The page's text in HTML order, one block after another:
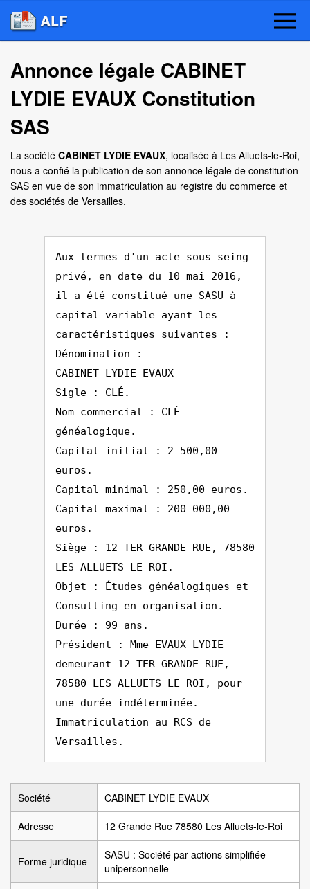
Annonce légale CABINET
LYDIE EVAUX Constitution
SAS
La société CABINET LYDIE EVAUX, localisée à Les Alluets-le-Roi,
nous a confié la publication de son annonce légale de constitution
SAS en vue de son immatriculation au registre du commerce et
des sociétés de Versailles.
Aux termes d'un acte sous seing
privé, en date du 10 mai 2016,
il a été constitué une SASU à
capital variable ayant les
caractéristiques suivantes :
Dénomination :
CABINET LYDIE EVAUX
Sigle : CLÉ.
Nom commercial : CLÉ
généalogique.
Capital initial : 2 500,00
euros.
Capital minimal : 250,00 euros.
Capital maximal : 200 000,00
euros.
Siège : 12 TER GRANDE RUE, 78580
LES ALLUETS LE ROI.
Objet : Études généalogiques et
Consulting en organisation.
Durée : 99 ans.
Président : Mme EVAUX LYDIE
demeurant 12 TER GRANDE RUE,
78580 LES ALLUETS LE ROI, pour
une durée indéterminée.
Immatriculation au RCS de
Versailles.
Société CABINET LYDIE EVAUX
Adresse 12 Grande Rue 78580 Les Alluets-le-Roi
Forme juridique
SASU : Société par actions simplifiée
unipersonnelle